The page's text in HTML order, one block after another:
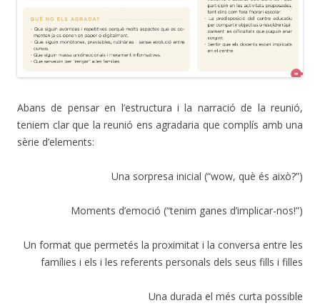
Abans de pensar en l’estructura i la narració de la reunió,
teniem clar que la reunió ens agradaria que complís amb una
sèrie d’elements:
Una sorpresa inicial (“wow, què és això?”)
Moments d’emoció (“tenim ganes d’implicar-nos!”)
Un format que permetés la proximitat i la conversa entre les
famílies i els i les referents personals dels seus fills i filles
Una durada el més curta possible